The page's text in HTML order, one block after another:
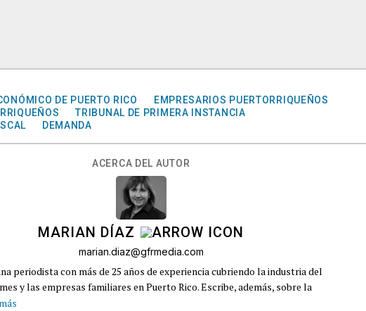
DE PUERTO RICO
EMPRESARIOS PUERTORRIQUEÑOS
TRIBUNAL DE PRIMERA INSTANCIA
DEMANDA
ACERCA DEL AUTOR
MARIAN DÍAZ
marian.diaz@gfrmedia.com
periodista con más de 25 años de experiencia cubriendo la industria del
y las empresas familiares en Puerto Rico. Escribe, además, sobre la